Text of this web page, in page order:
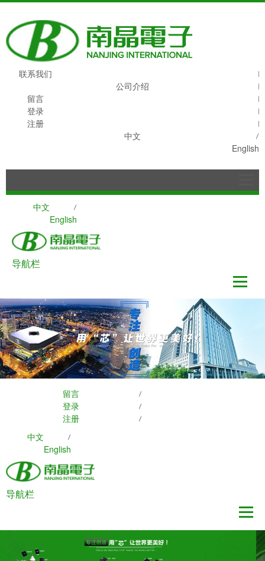
联系我们
公司介绍
留言
登录
注册
中文
English
中文
English
导航栏
留言
登录
注册
中文
English
导航栏